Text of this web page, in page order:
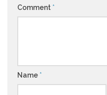
Comment *
Name *